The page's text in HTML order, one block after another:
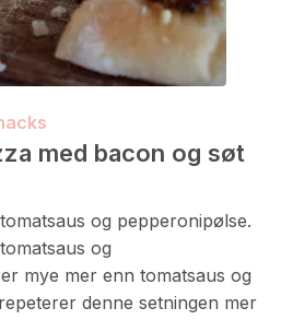
med bacon og søt
og pepperonipølse.
og
mye mer enn tomatsaus og
denne setningen mer